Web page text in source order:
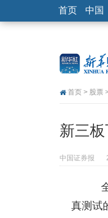
首页 中国
首页 > 股票
新三
中国证券报
真测试